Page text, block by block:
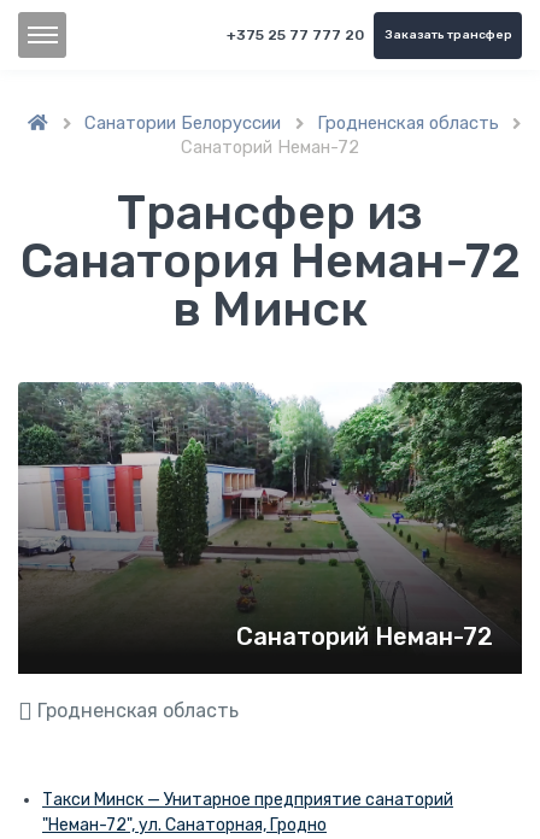
+375 25 77 777 20 Заказать трансфер
 Санатории Белоруссии  Гродненская область 
Санаторий Неман-72
Трансфер из
Санатория Неман-72
в Минск
Санаторий Неман-72
Гродненская область
Такси Минск — Унитарное предприятие санаторий
"Неман-72", ул. Санаторная, Гродно